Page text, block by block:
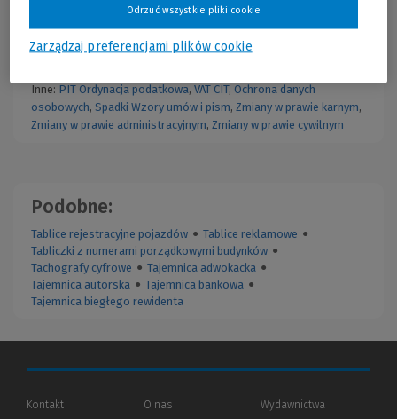
,Kodeks Cywilny (KC)
Karnego (KPK),Kodeks Pracy (KP),Kodeks Rodzinny i
Inne: PIT Ordynacja podatkowa, VAT CIT, Ochrona danych
osobowych, Spadki Wzory umów i pism, Zmiany w prawie karnym,
Zmiany w prawie administracyjnym, Zmiany w prawie cywilnym
Podobne:
Tablice rejestracyjne pojazdów ● Tablice reklamowe ●
Tabliczki z numerami porządkowymi budynków ●
Tachografy cyfrowe ● Tajemnica adwokacka ●
Tajemnica autorska ● Tajemnica bankowa ●
Tajemnica biegłego rewidenta
Kontakt
O nas
Wydawnictwa
Zarządzaj preferencjami plików cookie
Odrzuć wszystkie pliki cookie